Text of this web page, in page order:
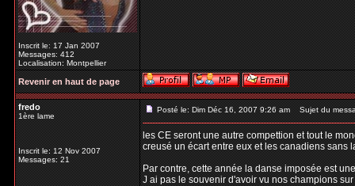
Inscrit le: 17 Jan 2007
Messages: 412
Localisation: Montpellier
Revenir en haut de page
fredo
1ère lame
Inscrit le: 12 Nov 2007
Messages: 21
Posté le: Dim Déc 16, 2007 9:26 am Sujet du
les CE seront une autre compettion et tout le
creusé un écart entre eux et les canadiens sans
Par contre, cette année la danse imposée est
J ai pas le souvenir d'avoir vu nos champions